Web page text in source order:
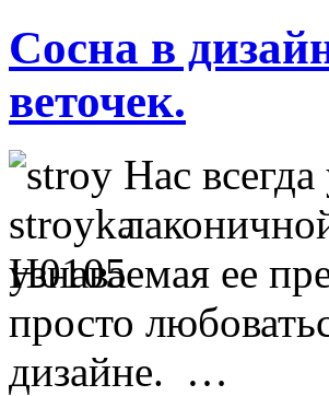
Сосна в
веточек.
Нас
узнаваемая ее
просто
дизайне. …